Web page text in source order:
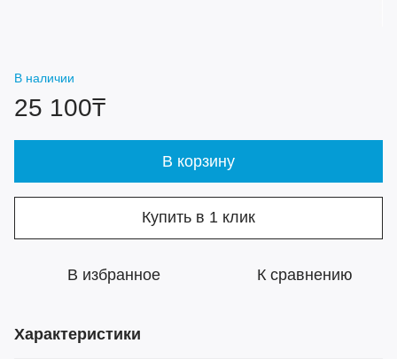
В наличии
25 100₸
В корзину
Купить в 1 клик
В избранное К сравнению
Характеристики